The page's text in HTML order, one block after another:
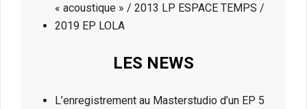
« acoustique » / 2013 LP ESPACE TEMPS /
2019 EP LOLA
LES NEWS
L’enregistrement au Masterstudio d’un EP 5